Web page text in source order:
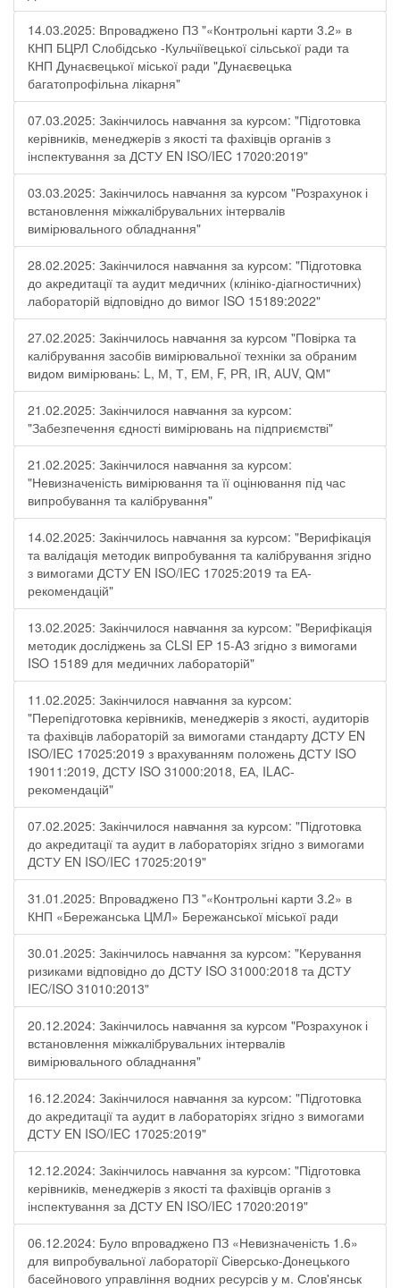
14.03.2025: Впроваджено ПЗ "«Контрольні карти 3.2» в
КНП БЦРЛ Слобідсько -Кульчіївецької сільської ради та
КНП Дунаєвецької міської ради "Дунаєвецька
багатопрофільна лікарня"
07.03.2025: Закінчилось навчання за курсом: "Підготовка
керівників, менеджерів з якості та фахівців органів з
інспектування за ДСТУ EN ISO/IEC 17020:2019"
03.03.2025: Закінчилось навчання за курсом "Розрахунок і
встановлення міжкалібрувальних інтервалів
вимірювального обладнання"
28.02.2025: Закінчилося навчання за курсом: "Підготовка
до акредитації та аудит медичних (клініко-діагностичних)
лабораторій відповідно до вимог ISO 15189:2022"
27.02.2025: Закінчилось навчання за курсом "Повірка та
калібрування засобів вимірювальної техніки за обраним
видом вимірювань: L, М, Т, ЕМ, F, РR, ІR, АUV, QМ"
21.02.2025: Закінчилося навчання за курсом:
"Забезпечення єдності вимірювань на підприємстві"
21.02.2025: Закінчилося навчання за курсом:
"Невизначеність вимірювання та її оцінювання під час
випробування та калібрування"
14.02.2025: Закінчилось навчання за курсом: "Верифікація
та валідація методик випробування та калібрування згідно
з вимогами ДСТУ EN ISO/IEC 17025:2019 та ЕА-
рекомендацій"
13.02.2025: Закінчилося навчання за курсом: "Верифікація
методик досліджень за CLSI EP 15-A3 згідно з вимогами
ISO 15189 для медичних лабораторій"
11.02.2025: Закінчилося навчання за курсом:
"Перепідготовка керівників, менеджерів з якості, аудиторів
та фахівців лабораторій за вимогами стандарту ДСТУ EN
ISO/IEC 17025:2019 з врахуванням положень ДСТУ ISO
19011:2019, ДСТУ ISO 31000:2018, ЕА, ILAC-
рекомендацій"
07.02.2025: Закінчилося навчання за курсом: "Підготовка
до акредитації та аудит в лабораторіях згідно з вимогами
ДСТУ EN ISO/IEC 17025:2019"
31.01.2025: Впроваджено ПЗ "«Контрольні карти 3.2» в
КНП «Бережанська ЦМЛ» Бережанської міської ради
30.01.2025: Закінчилось навчання за курсом: "Керування
ризиками відповідно до ДСТУ ISO 31000:2018 та ДСТУ
IEC/ISO 31010:2013"
20.12.2024: Закінчилось навчання за курсом "Розрахунок і
встановлення міжкалібрувальних інтервалів
вимірювального обладнання"
16.12.2024: Закінчилося навчання за курсом: "Підготовка
до акредитації та аудит в лабораторіях згідно з вимогами
ДСТУ EN ISO/IEC 17025:2019"
12.12.2024: Закінчилось навчання за курсом: "Підготовка
керівників, менеджерів з якості та фахівців органів з
інспектування за ДСТУ EN ISO/IEC 17020:2019"
06.12.2024: Було впроваджено ПЗ «Невизначеність 1.6»
для випробувальної лабораторії Cіверсько-Донецького
басейнового управління водних ресурсів у м. Слов'янськ